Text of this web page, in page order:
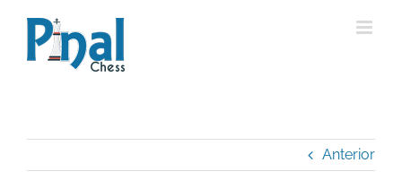
contenido
Anterior